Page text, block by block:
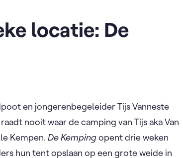
locatie: De
en jongerenbegeleider Tijs Vanneste
nooit waar de camping van Tijs aka Van
Kempen.De Kempingopent drie weken
hun tent opslaan op een grote weide in